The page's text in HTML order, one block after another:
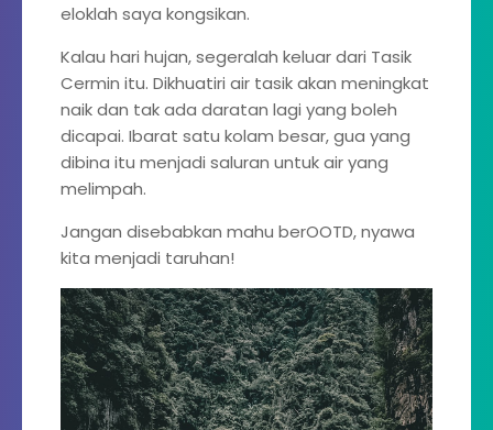
eloklah saya kongsikan.
Kalau hari hujan, segeralah keluar dari Tasik
Cermin itu. Dikhuatiri air tasik akan meningkat
naik dan tak ada daratan lagi yang boleh
dicapai. Ibarat satu kolam besar, gua yang
dibina itu menjadi saluran untuk air yang
melimpah.
Jangan disebabkan mahu berOOTD, nyawa
kita menjadi taruhan!